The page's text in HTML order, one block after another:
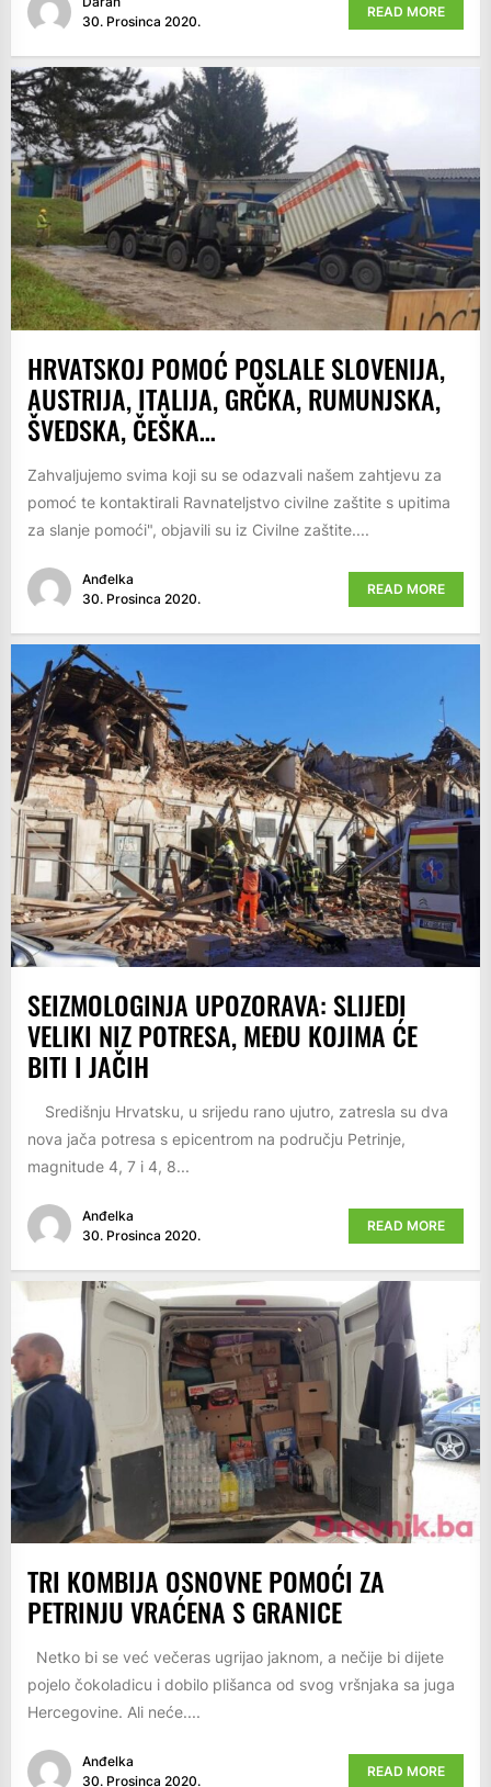
30. Prosinca 2020.
READ MORE
HRVATSKOJ POMOĆ POSLALE SLOVENIJA,
AUSTRIJA, ITALIJA, GRČKA, RUMUNJSKA,
ŠVEDSKA, ČEŠKA…
Zahvaljujemo svima koji su se odazvali našem zahtjevu za
pomoć te kontaktirali Ravnateljstvo civilne zaštite s upitima
za slanje pomoći", objavili su iz Civilne zaštite....
Anđelka
30. Prosinca 2020.
READ MORE
SEIZMOLOGINJA UPOZORAVA: SLIJEDI
VELIKI NIZ POTRESA, MEĐU KOJIMA ĆE
BITI I JAČIH
Središnju Hrvatsku, u srijedu rano ujutro, zatresla su dva
nova jača potresa s epicentrom na području Petrinje,
magnitude 4, 7 i 4, 8...
Anđelka
30. Prosinca 2020.
READ MORE
TRI KOMBIJA OSNOVNE POMOĆI ZA
PETRINJU VRAĆENA S GRANICE
Netko bi se već večeras ugrijao jaknom, a nečije bi dijete
pojelo čokoladicu i dobilo plišanca od svog vršnjaka sa juga
Hercegovine. Ali neće....
Anđelka
30. Prosinca 2020.
READ MORE